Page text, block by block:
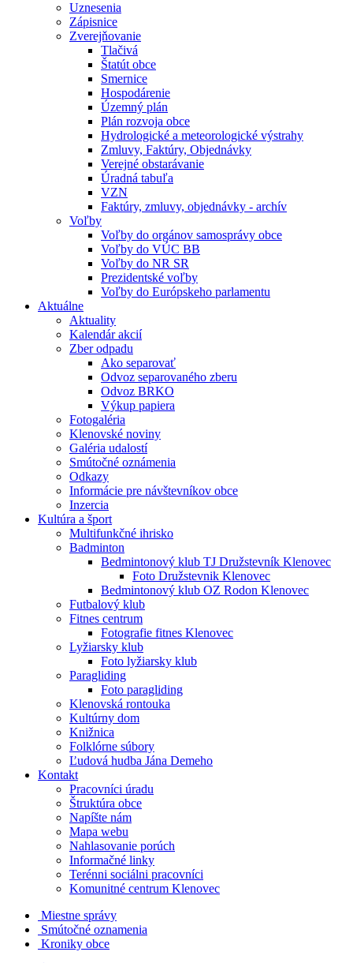
Uznesenia
Zápisnice
Zverejňovanie
Tlačivá
Štatút obce
Smernice
Hospodárenie
Územný plán
Plán rozvoja obce
Hydrologické a meteorologické výstrahy
Zmluvy, Faktúry, Objednávky
Verejné obstarávanie
Úradná tabuľa
VZN
Faktúry, zmluvy, objednávky - archív
Voľby
Voľby do orgánov samosprávy obce
Voľby do VÚC BB
Voľby do NR SR
Prezidentské voľby
Voľby do Európskeho parlamentu
Aktuálne
Aktuality
Kalendár akcií
Zber odpadu
Ako separovať
Odvoz separovaného zberu
Odvoz BRKO
Výkup papiera
Fotogaléria
Klenovské noviny
Galéria udalostí
Smútočné oznámenia
Odkazy
Informácie pre návštevníkov obce
Inzercia
Kultúra a šport
Multifunkčné ihrisko
Badminton
Bedmintonový klub TJ Družstevník Klenovec
Foto Družstevnik Klenovec
Bedmintonový klub OZ Rodon Klenovec
Futbalový klub
Fitnes centrum
Fotografie fitnes Klenovec
Lyžiarsky klub
Foto lyžiarsky klub
Paragliding
Foto paragliding
Klenovská rontouka
Kultúrny dom
Knižnica
Folklórne súbory
Ľudová hudba Jána Demeho
Kontakt
Pracovníci úradu
Štruktúra obce
Napíšte nám
Mapa webu
Nahlasovanie porúch
Informačné linky
Terénni sociálni pracovníci
Komunitné centrum Klenovec
Miestne správy
Smútočné oznamenia
Kroniky obce